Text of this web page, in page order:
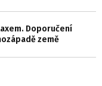
Doporučení
země